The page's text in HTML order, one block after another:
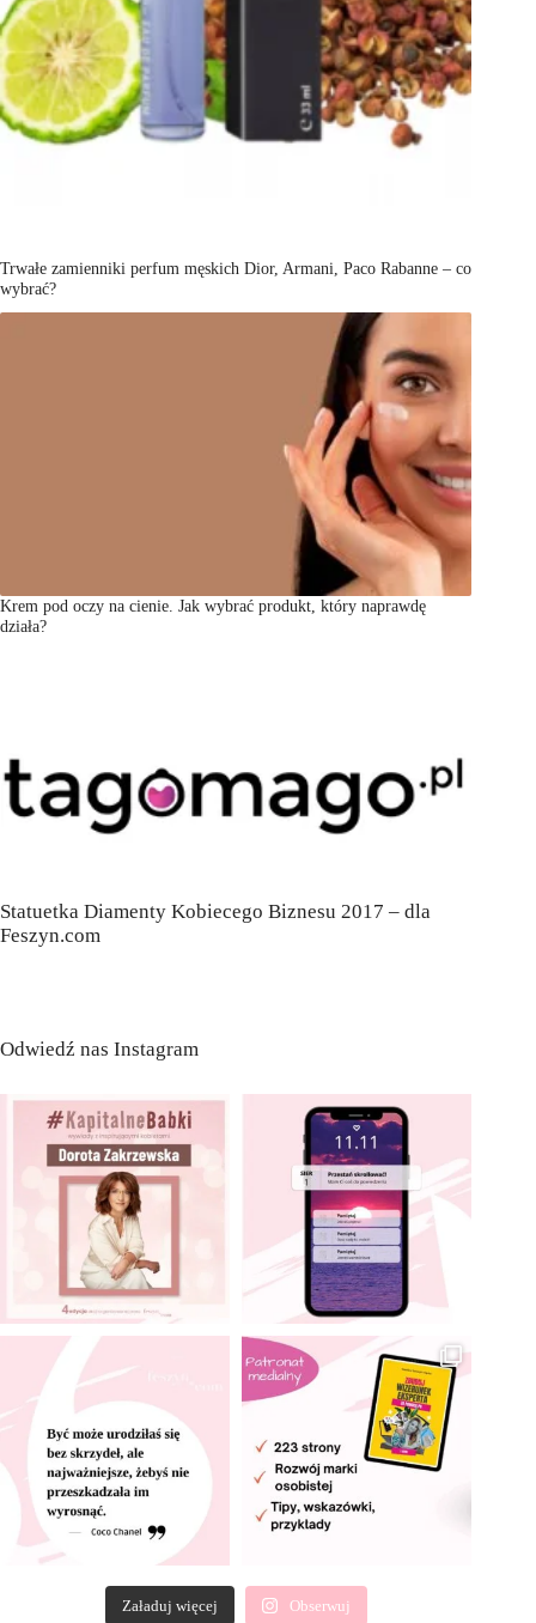
Trwałe zamienniki perfum męskich Dior, Armani, Paco Rabanne – co
wybrać?
Krem pod oczy na cienie. Jak wybrać produkt, który naprawdę
działa?
Statuetka Diamenty Kobiecego Biznesu 2017 – dla
Feszyn.com
Odwiedź nas Instagram
Załaduj więcej Obserwuj